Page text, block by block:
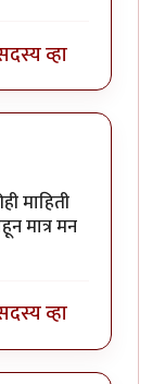
व्हा
माहिती
मात्र मन
व्हा